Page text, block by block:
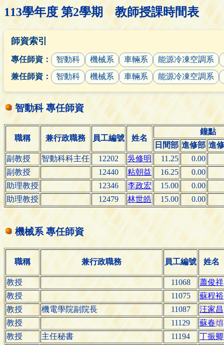
113學年度 第2學期 教師授課時間表
師資索引
專任師資： 智動科 機械系 車輛系
能源冷凍空調系
兼任師資：
智動科 機械系 車輛系 能源冷凍空調系
智動科 專任師資
職稱 兼行政職務 員工編號 姓名
鐘點
日間部 進修部 進
副教授
智動科科主任 12202 吳修明 11.25
0.00
副教授
12440 粘朝益 16.25
0.00
助理教授
12346 李政宏 15.00
0.00
助理教授
12479 林世皓 15.00 0.00
機械系 專任師資
職稱 兼行政職務 員工編號 姓名
教授 11068
蕭俊祥
教授
11075
蘇程裕
教授
機電學院副院長 11087
汪家昌
教授
11129 蘇春
教授 主任秘書 11194
丁振卿